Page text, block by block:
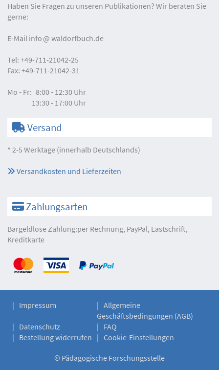
Haben Sie Fragen zu unseren Publikationen? Wir beraten Sie
gerne:
E-Mail info waldorfbuch.de
Tel: +49-711-21042-25
Fax: +49-711-21042-31
Mo - Fr: 8:00 - 12:30 Uhr
13:30 - 17:00 Uhr
Versand
* 2-5 Werktage (innerhalb Deutschlands)
Versandkosten und Lieferzeiten
Zahlungsarten
Bargeldlose Zahlung:per Rechnung, PayPal, Lastschrift,
Kreditkarte
Impressum
Allgemeine
Geschäftsbedingungen (AGB)
Datenschutz
FAQ
Bestellung widerrufen
Cookie-Einstellungen
© Pädagogische Forschungsstelle